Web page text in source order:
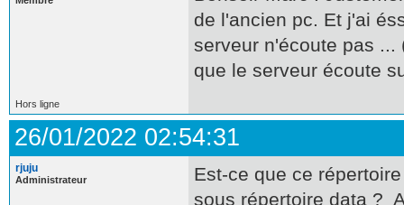
de l'ancien pc. Et j'ai
serveur n'écoute pas
que le serveur écoute
Hors ligne
26/01/2022 02:54:31
rjuju
Administrateur
Est-ce que ce
sous répertoire data ?